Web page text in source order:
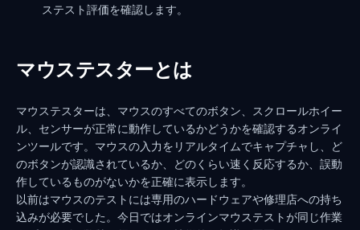
ステスト評価を確認します。
マウステスターとは
マウステスターは、マウスのすべてのボタン、スクロールホイー
ル、センサーが正常に動作しているかどうかを確認するオンライ
ンツールです。マウスの入力をリアルタイムでキャプチャし、ど
のボタンが認識されているか、どのくらい速く反応するか、誤動
作しているものがないかを正確に表示します。
以前はマウスのテストには専用のハードウェアや修理店への持ち
込みが必要でした。今日ではオンラインマウステストが同じ作業